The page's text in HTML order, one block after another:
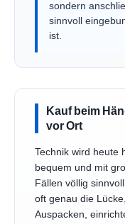
sondern
sinnvoll
ist.
Kauf beim
vor Ort
Technik wird heute
bequem und mit
Fällen völlig
oft genau die
Auspacken,